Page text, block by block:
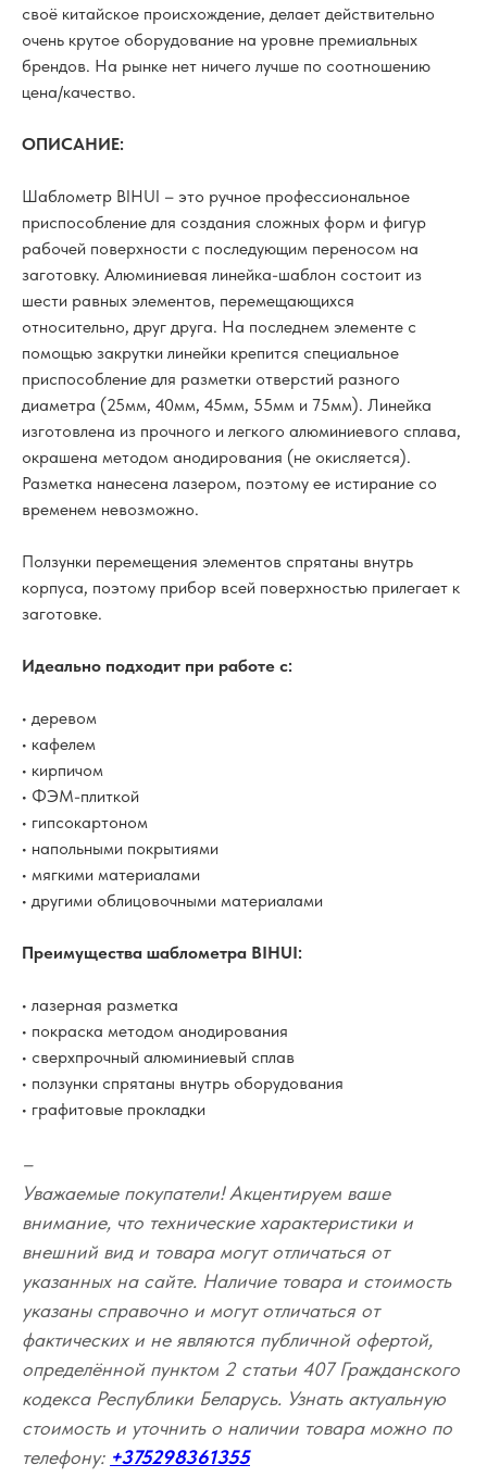
своё китайское происхождение, делает действительно
очень крутое оборудование на уровне премиальных
брендов. На рынке нет ничего лучше по соотношению
цена/качество.
ОПИСАНИЕ:
Шаблометр BIHUI – это ручное профессиональное
приспособление для создания сложных форм и фигур
рабочей поверхности с последующим переносом на
заготовку. Алюминиевая линейка-шаблон состоит из
шести равных элементов, перемещающихся
относительно, друг друга. На последнем элементе с
помощью закрутки линейки крепится специальное
приспособление для разметки отверстий разного
диаметра (25мм, 40мм, 45мм, 55мм и 75мм). Линейка
изготовлена из прочного и легкого алюминиевого сплава,
окрашена методом анодирования (не окисляется).
Разметка нанесена лазером, поэтому ее истирание со
временем невозможно.
Ползунки перемещения элементов спрятаны внутрь
корпуса, поэтому прибор всей поверхностью прилегает к
заготовке.
Идеально подходит при работе c:
• деревом
• кафелем
• кирпичом
• ФЭМ-плиткой
• гипсокартоном
• напольными покрытиями
• мягкими материалами
• другими облицовочными материалами
Преимущества шаблометра BIHUI:
• лазерная разметка
• покраска методом анодирования
• сверхпрочный алюминиевый сплав
• ползунки спрятаны внутрь оборудования
• графитовые прокладки
–
Уважаемые покупатели! Акцентируем ваше
внимание, что технические характеристики и
внешний вид и товара могут отличаться от
указанных на сайте. Наличие товара и стоимость
указаны справочно и могут отличаться от
фактических и не являются публичной офертой,
определённой пунктом 2 статьи 407 Гражданского
кодекса Республики Беларусь. Узнать актуальную
стоимость и уточнить о наличии товара можно по
телефону: +375298361355